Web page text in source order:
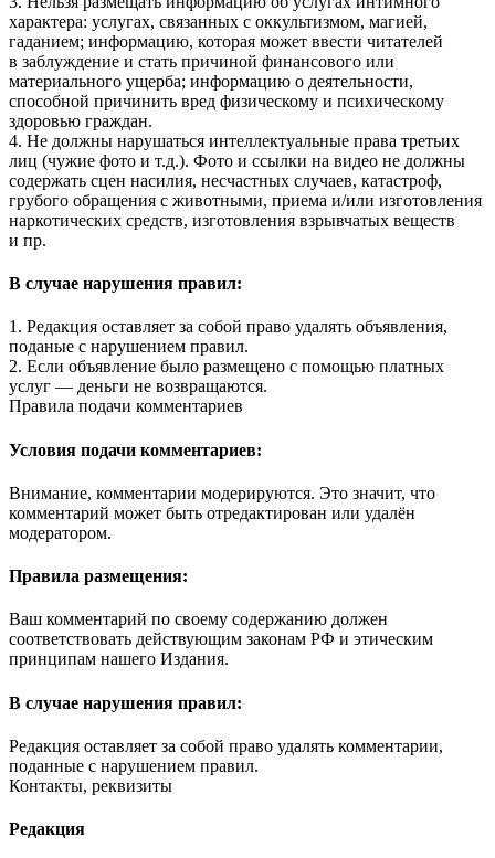
характера: услугах, связанных с оккультизмом, магией,
гаданием; информацию, которая может ввести читателей
в заблуждение и стать причиной финансового или
материального ущерба; информацию о деятельности,
способной причинить вред физическому и психическому
здоровью граждан.
4. Не должны нарушаться интеллектуальные права третьих
лиц (чужие фото и т.д.). Фото и ссылки на видео не должны
содержать сцен насилия, несчастных случаев, катастроф,
грубого обращения с животными, приема и/или изготовления
наркотических средств, изготовления взрывчатых веществ
и пр.
В случае нарушения правил:
1. Редакция оставляет за собой право удалять объявления,
поданые с нарушением правил.
2. Если объявление было размещено с помощью платных
услуг — деньги не возвращаются.
Правила подачи комментариев
Условия подачи комментариев:
Внимание, комментарии модерируются. Это значит, что
комментарий может быть отредактирован или удалён
модератором.
Правила размещения:
Ваш комментарий по своему содержанию должен
соответствовать действующим законам РФ и этическим
принципам нашего Издания.
В случае нарушения правил:
Редакция оставляет за собой право удалять комментарии,
поданные с нарушением правил.
Контакты, реквизиты
Редакция